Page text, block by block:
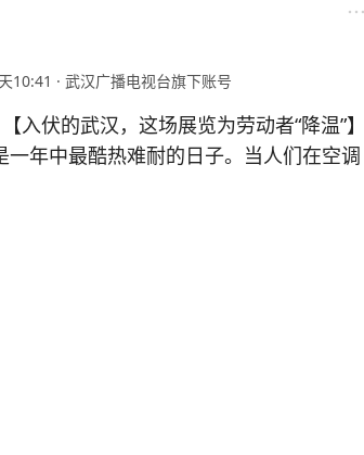
便看，寻找一种平和与松弛。不必循规
10:41 · 武汉广播电视台旗下账号
【入伏的武汉，这场展览为劳动者“降温”】
一年中最酷热难耐的日子。当人们在空调